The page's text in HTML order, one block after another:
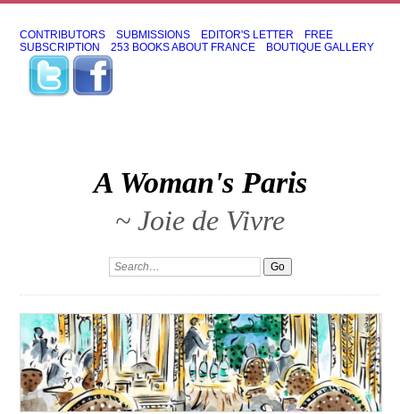
CONTRIBUTORS SUBMISSIONS EDITOR'S LETTER
FREE
SUBSCRIPTION
253 BOOKS ABOUT FRANCE BOUTIQUE GALLERY
A Woman's Paris
~ Joie de Vivre